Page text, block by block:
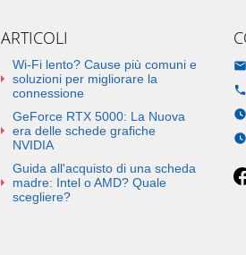
ARTICOLI
Wi-Fi lento? Cause più comuni e
soluzioni per migliorare la
connessione
GeForce RTX 5000: La Nuova
era delle schede grafiche
NVIDIA
Guida all'acquisto di una scheda
madre: Intel o AMD? Quale
scegliere?